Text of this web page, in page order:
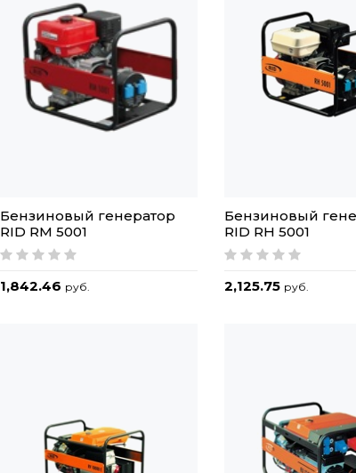
Бензиновый генератор
RID RM 5001
1,842.46 руб.
Бензиновый
RID RH 5001
2,125.75 руб.